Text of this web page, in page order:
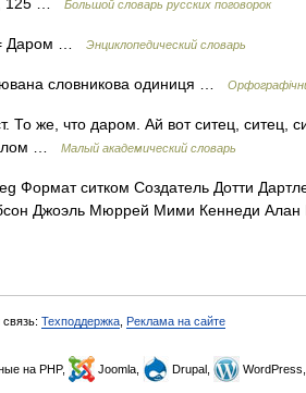
Большой словарь русских поговорок
Даром … Энциклопедический словарь
словникова одиниця …
То же, что даром. Ай вот ситец, ситец,
…
Малый академический словарь
Формат ситком Создатель Дотти
Джоэль Мюррей Мими Кеннеди
Техподдержка Реклама на сайте
на PHP, Joomla, Drupal,